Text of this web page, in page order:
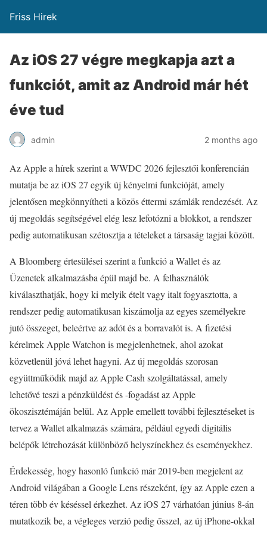
Friss Hirek
Az iOS 27 végre megkapja azt a
funkciót, amit az Android már hét
éve tud
admin 2 months ago
Az Apple a hírek szerint a WWDC 2026 fejlesztői konferencián
mutatja be az iOS 27 egyik új kényelmi funkcióját, amely
jelentősen megkönnyítheti a közös éttermi számlák rendezését. Az
új megoldás segítségével elég lesz lefotózni a blokkot, a rendszer
pedig automatikusan szétosztja a tételeket a társaság tagjai között.
A Bloomberg értesülései szerint a funkció a Wallet és az
Üzenetek alkalmazásba épül majd be. A felhasználók
kiválaszthatják, hogy ki melyik ételt vagy italt fogyasztotta, a
rendszer pedig automatikusan kiszámolja az egyes személyekre
jutó összeget, beleértve az adót és a borravalót is. A fizetési
kérelmek Apple Watchon is megjelenhetnek, ahol azokat
közvetlenül jóvá lehet hagyni. Az új megoldás szorosan
együttműködik majd az Apple Cash szolgáltatással, amely
lehetővé teszi a pénzküldést és -fogadást az Apple
ökoszisztémáján belül. Az Apple emellett további fejlesztéseket is
tervez a Wallet alkalmazás számára, például egyedi digitális
belépők létrehozását különböző helyszínekhez és eseményekhez.
Érdekesség, hogy hasonló funkció már 2019-ben megjelent az
Android világában a Google Lens részeként, így az Apple ezen a
téren több év késéssel érkezhet. Az iOS 27 várhatóan június 8-án
mutatkozik be, a végleges verzió pedig ősszel, az új iPhone-okkal